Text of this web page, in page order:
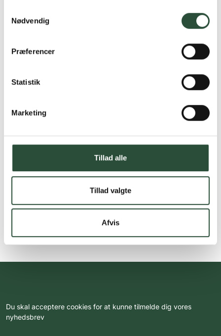
Nødvendig
Præferencer
Statistik
Marketing
Tillad alle
Tillad valgte
Afvis
Du skal acceptere cookies for at kunne tilmelde dig vores
nyhedsbrev